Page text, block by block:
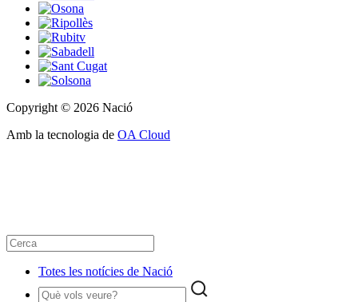
Copyright © 2026 Nació
Amb la tecnologia de OA Cloud
Totes les notícies de Nació